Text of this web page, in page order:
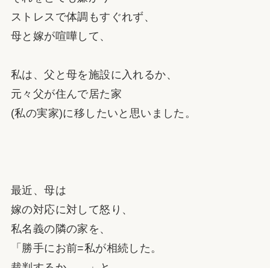
ストレスで体調もすぐれず、
母と嫁が喧嘩して、
私は、父と母を施設に入れるか、
元々父が住んで居た家
(私の実家)に移したいと思いました。
最近、母は
嫁の対応に対して怒り、
私名義の隣の家を、
「勝手にお前=私が相続した。